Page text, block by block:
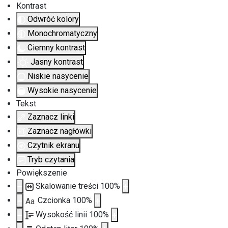
Kontrast
Odwróć kolory
Monochromatyczny
Ciemny kontrast
Jasny kontrast
Niskie nasycenie
Wysokie nasycenie
Tekst
Zaznacz linki
Zaznacz nagłówki
Czytnik ekranu
Tryb czytania
Powiększenie
Skalowanie treści 100%
Aa Czcionka 100%
Wysokość linii 100%